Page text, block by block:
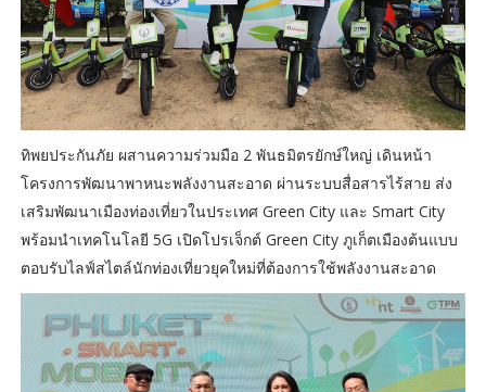
ทิพยประกันภัย ผสานความร่วมมือ 2 พันธมิตรยักษ์ใหญ่ เดินหน้า
โครงการพัฒนาพาหนะพลังงานสะอาด ผ่านระบบสื่อสารไร้สาย ส่ง
เสริมพัฒนาเมืองท่องเที่ยวในประเทศ Green City และ Smart City
พร้อมนำเทคโนโลยี 5G เปิดโปรเจ็กต์ Green City ภูเก็ตเมืองต้นแบบ
ตอบรับไลฟ์สไตล์นักท่องเที่ยวยุคใหม่ที่ต้องการใช้พลังงานสะอาด